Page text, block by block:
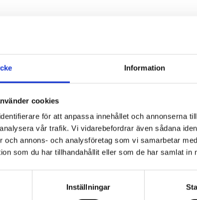
Information
cookies
för att anpassa innehållet och annonserna
vår trafik. Vi vidarebefordrar även sådana
och annons- och analysföretag som vi samarbetar
som du har tillhandahållit eller som de har samlat in
Inställningar
* Fyll i denna kod. Detta används
kontrollera att det inte är en dator
fyller i formulär automatiskt.
Läs vår dataskyddspolicy här »